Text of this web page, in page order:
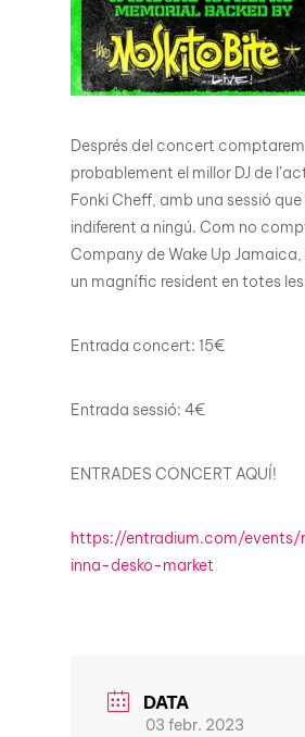
Després del concert
probablement el millor DJ de
Fonki Cheff, amb una sessió
indiferent a ningú. Com no
Company de Wake Up
un magnífic resident en totes
Entrada concert: 15€
Entrada sessió: 4€
ENTRADES CONCERT AQUÍ!
https://entradium.com/
inna-desko-market
DATA
03 febr. 2023